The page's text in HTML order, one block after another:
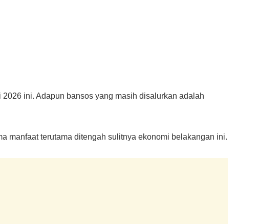
ini. Adapun bansos yang masih disalurkan adalah
manfaat terutama ditengah sulitnya ekonomi belakangan ini.